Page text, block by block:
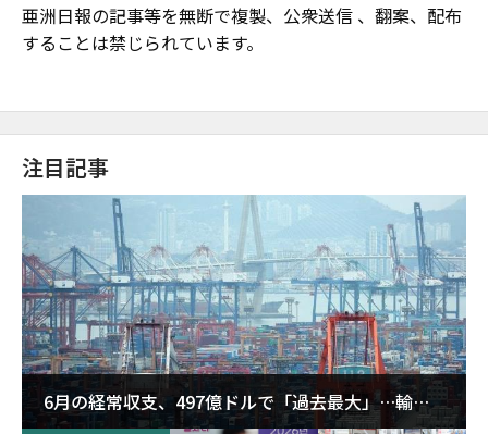
亜洲日報の記事等を無断で複製、公衆送信 、翻案、配布
することは禁じられています。
注目記事
6月の経常収支、497億ドルで「過去最大」…輸出